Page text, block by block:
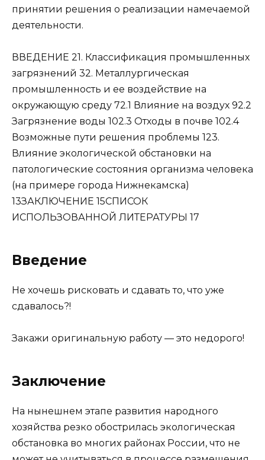
принятии решения о реализации намечаемой
деятельности.
ВВЕДЕНИЕ 21. Классификация промышленных
загрязнений 32. Металлургическая
промышленность и ее воздействие на
окружающую среду 72.1 Влияние на воздух 92.2
Загрязнение воды 102.3 Отходы в почве 102.4
Возможные пути решения проблемы 123.
Влияние экологической обстановки на
патологические состояния организма человека
(на примере города Нижнекамска)
13ЗАКЛЮЧЕНИЕ 15CПИСОК
ИСПОЛЬЗОВАННОЙ ЛИТЕРАТУРЫ 17
Введение
Не хочешь рисковать и сдавать то, что уже
сдавалось?!
Закажи оригинальную работу — это недорого!
Заключение
На нынешнем этапе развития народного
хозяйства резко обострилась экологическая
обстановка во многих районах России, что не